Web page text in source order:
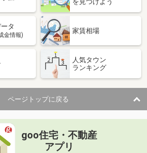
タ
金情報)
家賃相場
人気タウン
ランキング
ページトップに戻る
goo住宅・不動産
アプリ